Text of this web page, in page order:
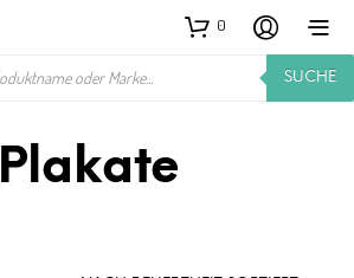
0
SUCHE
Plakate